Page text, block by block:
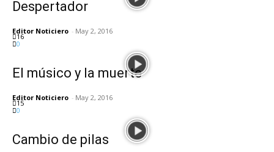
Despertador
Editor Noticiero - May 2, 2016
16
0
El músico y la muerte
Editor Noticiero - May 2, 2016
15
0
Cambio de pilas